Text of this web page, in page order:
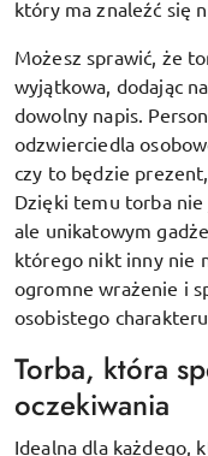
który ma znaleźć się
Możesz sprawić, że
wyjątkowa, dodając
dowolny napis.
odzwierciedla
czy to będzie
Dzięki temu torba
ale unikatowym
którego nikt inny nie
ogromne wrażenie i
osobistego
Torba, która
oczekiwania
Idealna dla każdego,